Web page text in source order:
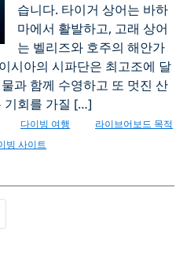
습니다. 타이거 상어는 바하
마에서 활발하고, 고래 상어
는 벨리즈와 호주의 해안가
시아의 시파단은 최고조에 달
과 함께 수영하고 또 멋진 산
기회를 가질 […]
다이빙 여행
라이브어보드 목적
빙 사이트
page